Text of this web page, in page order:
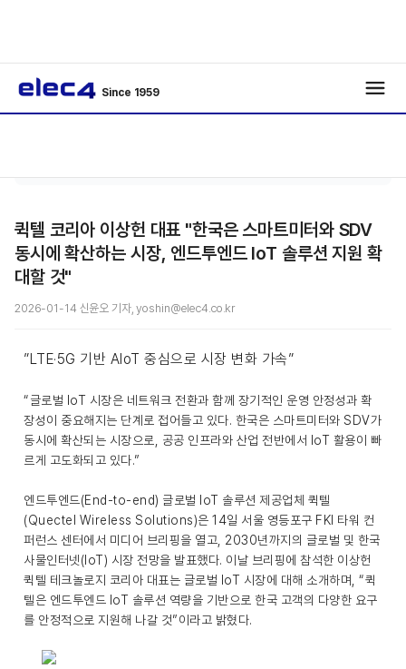
Since 1959
퀵텔 코리아 이상헌 대표 "한국은 스마트미터와 SDV
동시에 확산하는 시장, 엔드투엔드 IoT 솔루션 지원 확
대할 것"
2026-01-14 신윤오 기자, yoshin@elec4.co.kr
”LTE·5G 기반 AIoT 중심으로 시장 변화 가속”
“글로벌 IoT 시장은 네트워크 전환과 함께 장기적인 운영 안정성과 확
장성이 중요해지는 단계로 접어들고 있다. 한국은 스마트미터와 SDV가
동시에 확산되는 시장으로, 공공 인프라와 산업 전반에서 IoT 활용이 빠
르게 고도화되고 있다.”
엔드투엔드(End-to-end) 글로벌 IoT 솔루션 제공업체 퀵텔
(Quectel Wireless Solutions)은 14일 서울 영등포구 FKI 타워 컨
퍼런스 센터에서 미디어 브리핑을 열고, 2030년까지의 글로벌 및 한국
사물인터넷(IoT) 시장 전망을 발표했다. 이날 브리핑에 참석한 이상헌
퀵텔 테크놀로지 코리아 대표는 글로벌 IoT 시장에 대해 소개하며, “퀵
텔은 엔드투엔드 IoT 솔루션 역량을 기반으로 한국 고객의 다양한 요구
를 안정적으로 지원해 나갈 것”이라고 밝혔다.